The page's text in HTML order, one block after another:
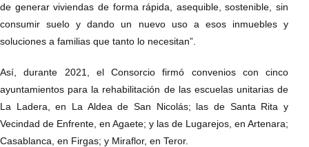
de generar viviendas de forma rápida, asequible, sostenible, sin
consumir suelo y dando un nuevo uso a esos inmuebles y
soluciones a familias que tanto lo necesitan”.
Así, durante 2021, el Consorcio firmó convenios con cinco
ayuntamientos para la rehabilitación de las escuelas unitarias de
La Ladera, en La Aldea de San Nicolás; las de Santa Rita y
Vecindad de Enfrente, en Agaete; y las de Lugarejos, en Artenara;
Casablanca, en Firgas; y Miraflor, en Teror.